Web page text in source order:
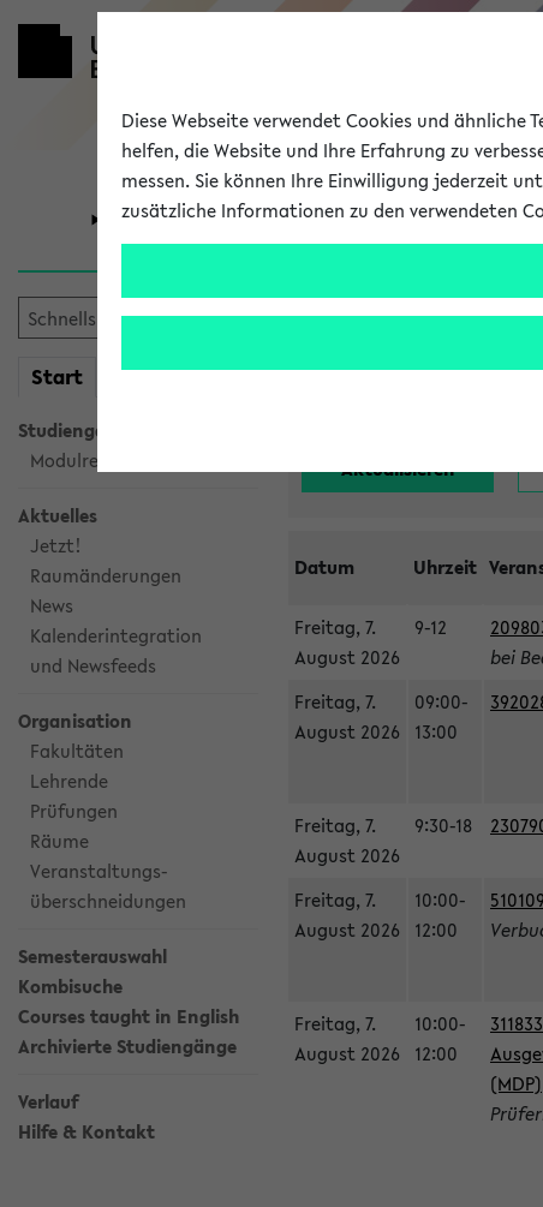
Universität Forschung
Start meineKVV
Studiengangsauswahl
Modulrecherche
Aktuelles
Jetzt!
Raumänderungen
News
Kalenderintegration
und Newsfeeds
Organisation
Fakultäten
Lehrende
Prüfungen
Räume
Veranstaltungs-
überschneidungen
Semesterauswahl
Kombisuche
Courses taught in English
Archivierte Studiengänge
Verlauf
Hilfe & Kontakt
Alle noch
Datum Uhrzeit
Freitag, 7.
August 2026
9-12
bei
Freitag, 7.
August 2026
09:00-
13:00
Freitag, 7.
August 2026
9:30-18
Freitag, 7.
August 2026
10:00-
12:00
Freitag, 7.
August 2026
10:00-
12:00
(MDP)
Diese Webseite verwendet Cookies und
helfen, die Website und Ihre Erfahrung zu
messen. Sie können Ihre Einwilligung jederzeit
zusätzliche Informationen zu den verwendeten